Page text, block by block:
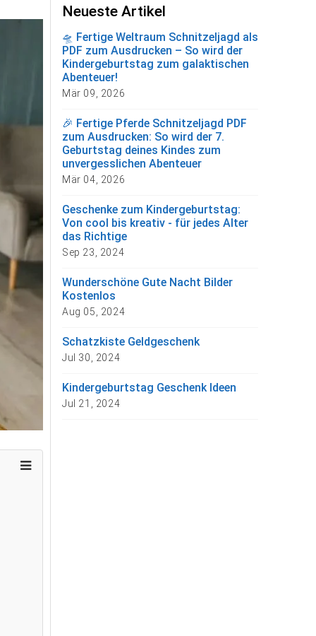
Neueste Artikel
🛸 Fertige Weltraum Schnitzeljagd als
PDF zum Ausdrucken – So wird der
Kindergeburtstag zum galaktischen
Abenteuer!
Mär 09, 2026
🎉 Fertige Pferde Schnitzeljagd PDF
zum Ausdrucken: So wird der 7.
Geburtstag deines Kindes zum
unvergesslichen Abenteuer
Mär 04, 2026
Geschenke zum Kindergeburtstag:
Von cool bis kreativ - für jedes Alter
das Richtige
Sep 23, 2024
Wunderschöne Gute Nacht Bilder
Kostenlos
Aug 05, 2024
Schatzkiste Geldgeschenk
Jul 30, 2024
Kindergeburtstag Geschenk Ideen
Jul 21, 2024